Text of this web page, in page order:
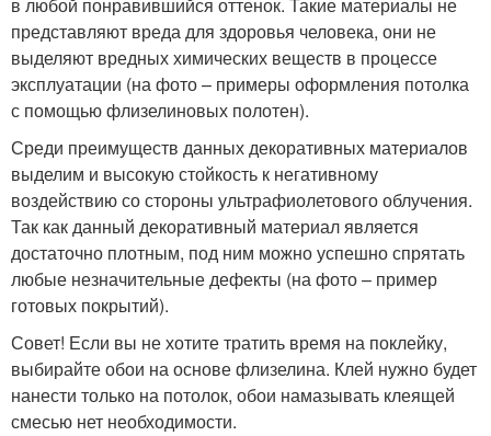
в любой понравившийся оттенок. Такие материалы не
представляют вреда для здоровья человека, они не
выделяют вредных химических веществ в процессе
эксплуатации (на фото – примеры оформления потолка
с помощью флизелиновых полотен).
Среди преимуществ данных декоративных материалов
выделим и высокую стойкость к негативному
воздействию со стороны ультрафиолетового облучения.
Так как данный декоративный материал является
достаточно плотным, под ним можно успешно спрятать
любые незначительные дефекты (на фото – пример
готовых покрытий).
Совет! Если вы не хотите тратить время на поклейку,
выбирайте обои на основе флизелина. Клей нужно будет
нанести только на потолок, обои намазывать клеящей
смесью нет необходимости.